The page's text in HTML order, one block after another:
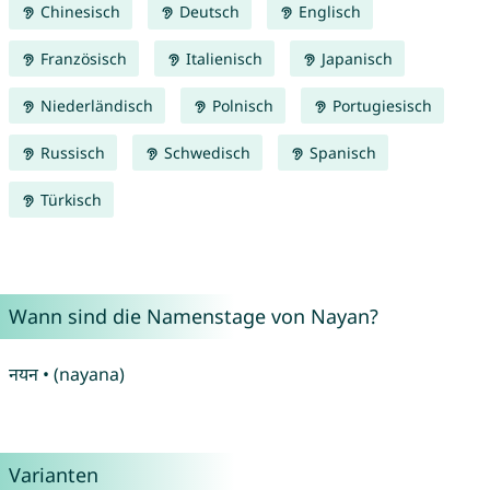
Chinesisch Deutsch Englisch
Französisch Italienisch Japanisch
Niederländisch Polnisch Portugiesisch
Russisch Schwedisch Spanisch
Türkisch
Wann sind die Namenstage von Nayan?
नयन • (nayana)
Varianten